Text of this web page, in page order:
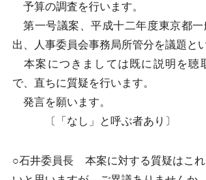
予算の調査を行います。
第一号議案、平成十二年度東京都一
出、人事委員会事務局所管分を議題と
本案につきましては既に説明を聴
で、直ちに質疑を行います。
発言を願います。
〔「なし」と呼ぶ者あり〕
○石井委員長 本案に対する質疑はこれ